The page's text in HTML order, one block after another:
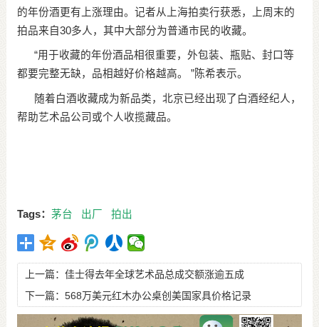
的年份酒更有上涨理由。记者从上海拍卖行获悉，上周末的
拍品来自30多人，其中大部分为普通市民的收藏。
“用于收藏的年份酒品相很重要，外包装、瓶贴、封口等
都要完整无缺，品相越好价格越高。 ”陈希表示。
随着白酒收藏成为新品类，北京已经出现了白酒经纪人，
帮助艺术品公司或个人收揽藏品。
Tags： 茅台 出厂 拍出
上一篇： 佳士得去年全球艺术品总成交额涨逾五成
下一篇： 568万美元红木办公桌创美国家具价格记录